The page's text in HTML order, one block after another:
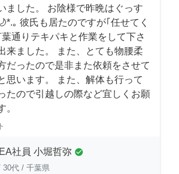
ました。 お陰様で昨晩はぐっす
｡ 彼氏も居たのですが｢任せてく
通りテキパキと作業をして下さ
来ました。 また、とても物腰柔
だったので是非また依頼をさせて
思います。 また、解体も行って
たので引越しの際など宜しくお願
。
社員 小堀哲弥 check_circle
30代 / 千葉県